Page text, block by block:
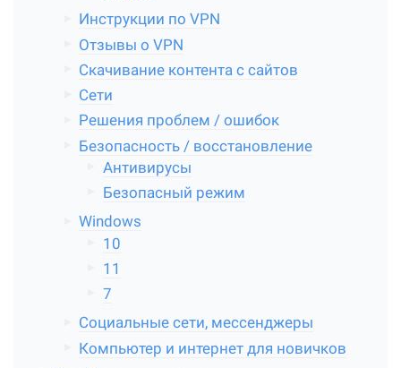
Инструкции по VPN
Отзывы о VPN
Скачивание контента с сайтов
Сети
Решения проблем / ошибок
Безопасность / восстановление
Антивирусы
Безопасный режим
Windows
10
11
7
Социальные сети, мессенджеры
Компьютер и интернет для новичков